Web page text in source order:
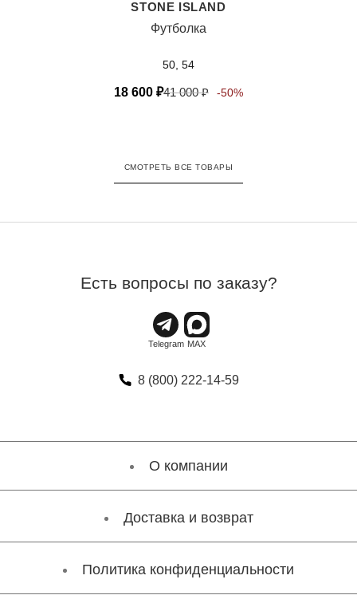
STONE ISLAND
Футболка
50, 54
18 600 ₽41 000₽ -50%
СМОТРЕТЬ ВСЕ ТОВАРЫ
Есть вопросы по заказу?
8 (800) 222-14-59
О компании
Доставка и возврат
Политика конфиденциальности